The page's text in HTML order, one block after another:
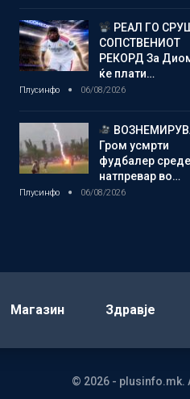
РЕАЛ ГО
СОПСТВЕНИОТ
РЕКОРД За
ќе плати…
Плусинфо 06/08/2026
Гром усмрти
фудбалер среде
натпревар во…
Плусинфо 06/08/2026
Магазин Здравје
© 2026 - plusinfo.mk.